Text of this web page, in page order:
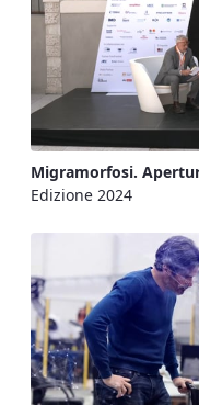
Migramorfosi.
Edizione 2024